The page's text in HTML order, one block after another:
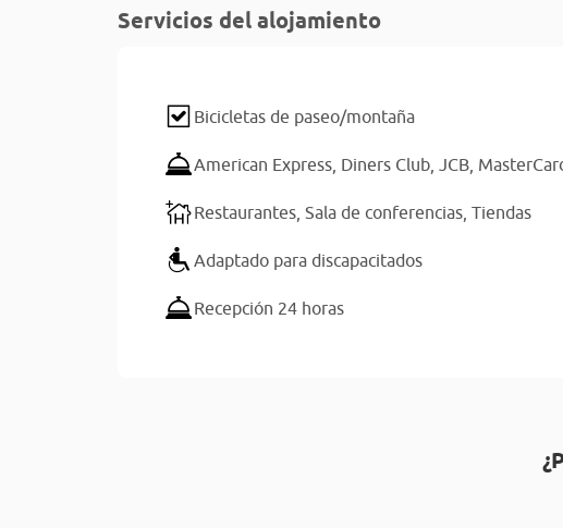
Servicios del alojamiento
Bicicletas de paseo/montaña
American Express, Diners Club, JCB,
Restaurantes, Sala de conferencias, Tiendas
Adaptado para discapacitados
Recepción 24 horas